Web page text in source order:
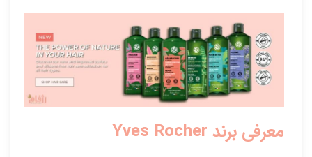
معرفی برند Yves Rocher